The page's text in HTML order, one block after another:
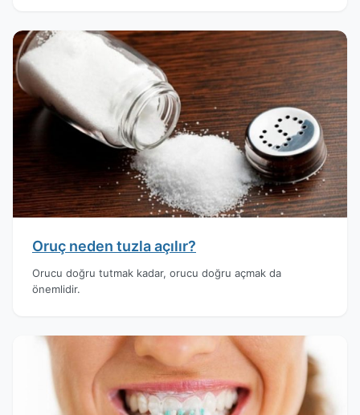
Oruç neden tuzla açılır?
Orucu doğru tutmak kadar, orucu doğru açmak da
önemlidir.